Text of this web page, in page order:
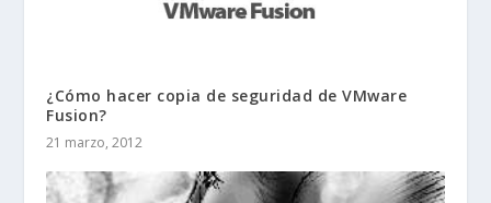
¿Cómo hacer copia de seguridad de VMware
Fusion?
21 marzo, 2012